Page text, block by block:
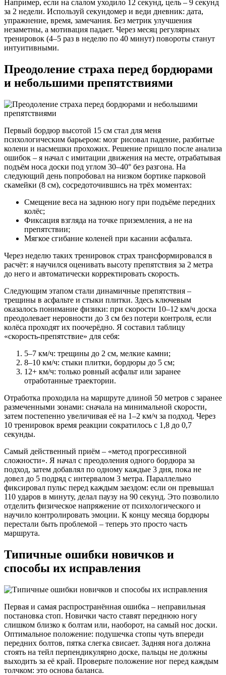
Например, если на слалом уходило 12 секунд, цель – 9 секунд
за 2 недели. Используй секундомер и веди дневник: дата,
упражнение, время, замечания. Без метрик улучшения
незаметны, а мотивация падает. Через месяц регулярных
тренировок (4–5 раз в неделю по 40 минут) повороты станут
интуитивными.
Преодоление страха перед бордюрами
и небольшими препятствиями
Первый бордюр высотой 15 см стал для меня
психологическим барьером: мозг рисовал падение, разбитые
колени и насмешки прохожих. Решение пришло после анализа
ошибок – я начал с имитации движения на месте, отрабатывая
подъём носа доски под углом 30–40° без разгона. На
следующий день попробовал на низком бортике парковой
скамейки (8 см), сосредоточившись на трёх моментах:
Смещение веса на заднюю ногу при подъёме передних
колёс;
Фиксация взгляда на точке приземления, а не на
препятствии;
Мягкое сгибание коленей при касании асфальта.
Через неделю таких тренировок страх трансформировался в
расчёт: я научился оценивать высоту препятствия за 2 метра
до него и автоматически корректировать скорость.
Следующим этапом стали динамичные препятствия –
трещины в асфальте и стыки плитки. Здесь ключевым
оказалось понимание физики: при скорости 10–12 км/ч доска
преодолевает неровности до 3 см без потери контроля, если
колёса проходят их поочерёдно. Я составил таблицу
«скорость-препятствие» для себя:
5–7 км/ч: трещины до 2 см, мелкие камни;
8–10 км/ч: стыки плитки, бордюры до 5 см;
12+ км/ч: только ровный асфальт или заранее
отработанные траектории.
Отработка проходила на маршруте длиной 50 метров с заранее
размеченными зонами: сначала на минимальной скорости,
затем постепенно увеличивая её на 1–2 км/ч за подход. Через
10 тренировок время реакции сократилось с 1,8 до 0,7
секунды.
Самый действенный приём – «метод прогрессивной
сложности». Я начал с преодоления одного бордюра за
подход, затем добавлял по одному каждые 3 дня, пока не
довел до 5 подряд с интервалом 3 метра. Параллельно
фиксировал пульс перед каждым заездом: если он превышал
110 ударов в минуту, делал паузу на 90 секунд. Это позволило
отделить физическое напряжение от психологического и
научило контролировать эмоции. К концу месяца бордюры
перестали быть проблемой – теперь это просто часть
маршрута.
Типичные ошибки новичков и
способы их исправления
Первая и самая распространённая ошибка – неправильная
постановка стоп. Новички часто ставят переднюю ногу
слишком близко к болтам или, наоборот, на самый нос доски.
Оптимальное положение: подушечка стопы чуть впереди
передних болтов, пятка слегка свисает. Задняя нога должна
стоять на тейл перпендикулярно доске, пальцы не должны
выходить за её край. Проверьте положение ног перед каждым
толчком: это основа баланса.